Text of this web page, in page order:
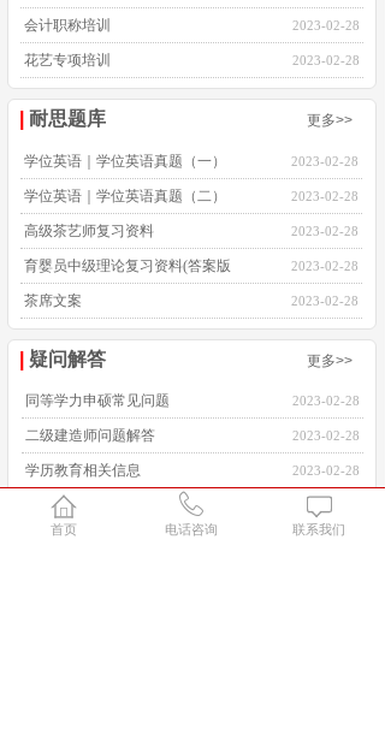
会计职称培训 2023-02-28
花艺专项培训 2023-02-28
耐思题库 更多>>
学位英语｜学位英语真题（一） 2023-02-28
学位英语｜学位英语真题（二） 2023-02-28
高级茶艺师复习资料 2023-02-28
育婴员中级理论复习资料(答案版 2023-02-28
茶席文案 2023-02-28
疑问解答 更多>>
同等学力申硕常见问题 2023-02-28
二级建造师问题解答 2023-02-28
学历教育相关信息 2023-02-28
健康管理师问题答疑
会计培训相关问题 2023-02-28
首页 电话咨询 联系我们